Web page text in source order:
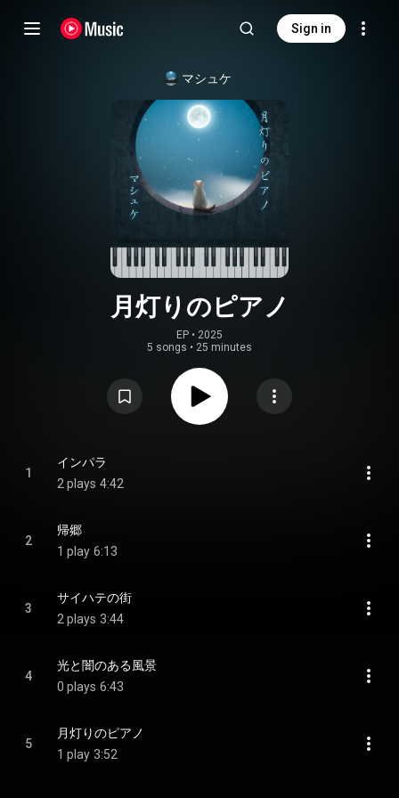
Sign in
マシュケ
月灯りのピアノ
EP • 2025
5 songs • 25 minutes
1
インパラ
2 plays 4:42
2
帰郷
1 play 6:13
3
サイハテの街
2 plays 3:44
4
光と闇のある風景
0 plays 6:43
5
月灯りのピアノ
1 play 3:52